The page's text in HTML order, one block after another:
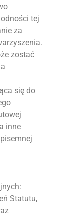
tej
za
zostać
się do
inne
Statutu,